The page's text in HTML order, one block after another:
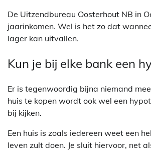
De Uitzendbureau Oosterhout NB in
jaarinkomen. Wel is het zo dat
lager kan uitvallen.
Kun je bij elke bank een
Er is tegenwoordig bijna niemand
huis te kopen wordt ook wel een
bij kijken.
Een huis is zoals iedereen weet een
leven zult doen. Je sluit hiervoor, net